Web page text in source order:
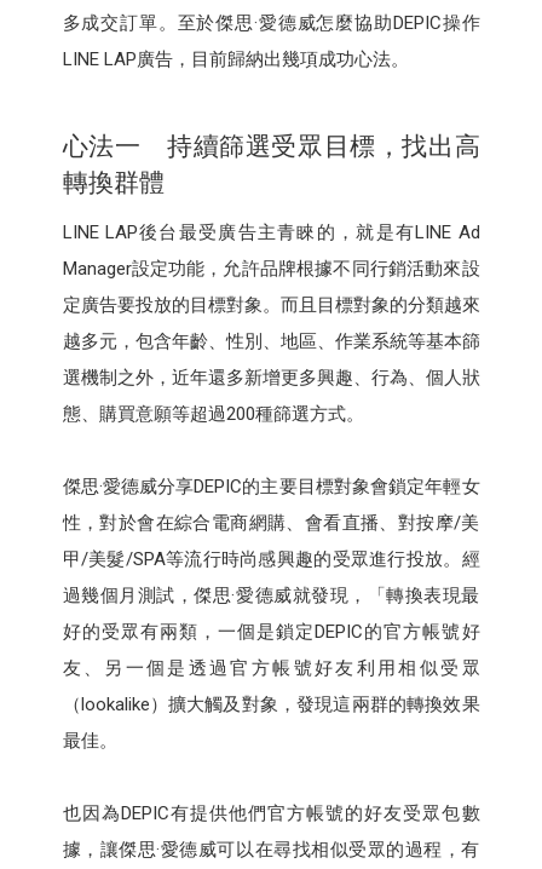
多成交訂單。至於傑思·愛德威怎麼協助DEPIC操作
LINE LAP廣告，目前歸納出幾項成功心法。
心法一 持續篩選受眾目標，找出高
轉換群體
LINE LAP後台最受廣告主青睞的，就是有LINE Ad
Manager設定功能，允許品牌根據不同行銷活動來設
定廣告要投放的目標對象。而且目標對象的分類越來
越多元，包含年齡、性別、地區、作業系統等基本篩
選機制之外，近年還多新增更多興趣、行為、個人狀
態、購買意願等超過200種篩選方式。
傑思·愛德威分享DEPIC的主要目標對象會鎖定年輕女
性，對於會在綜合電商網購、會看直播、對按摩/美
甲/美髮/SPA等流行時尚感興趣的受眾進行投放。經
過幾個月測試，傑思·愛德威就發現，「轉換表現最
好的受眾有兩類，一個是鎖定DEPIC的官方帳號好
友、另一個是透過官方帳號好友利用相似受眾
（lookalike）擴大觸及對象，發現這兩群的轉換效果
最佳。
也因為DEPIC有提供他們官方帳號的好友受眾包數
據，讓傑思·愛德威可以在尋找相似受眾的過程，有